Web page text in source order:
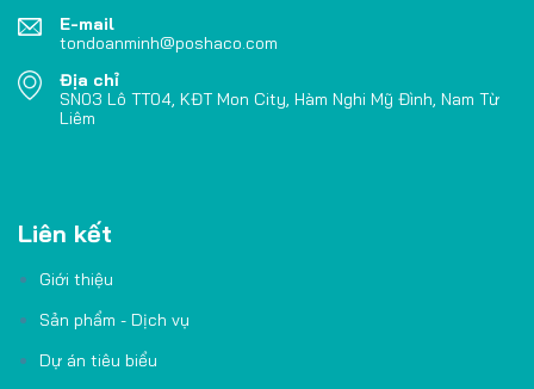
E-mail
tondoanminh@poshaco.com
Địa chỉ
SN03 Lô TT04, KĐT Mon City, Hàm Nghi Mỹ Đình, Nam Từ
Liêm
Liên kết
Giới thiệu
Sản phẩm - Dịch vụ
Dự án tiêu biểu